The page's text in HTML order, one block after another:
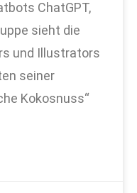
ChatGPT,
sieht die
und Illustrators
seiner
Kokosnuss“